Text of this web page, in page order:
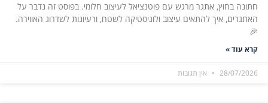
חתונה בחוץ, אתגר מרגש עם פוטנציאל לעיצוב חלומי. בפוסט זה נדבר על
האתגרים, איך להתאים עיצוב ולוגיסטיקה לשטח, ורעיונות לשדרוג האווירה.
🎉
קרא עוד »
28/07/2026 אין תגובות